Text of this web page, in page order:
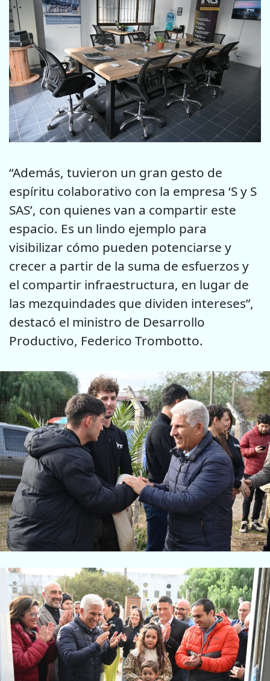
“Además, tuvieron un gran gesto de
espíritu colaborativo con la empresa ‘S y S
SAS’, con quienes van a compartir este
espacio. Es un lindo ejemplo para
visibilizar cómo pueden potenciarse y
crecer a partir de la suma de esfuerzos y
el compartir infraestructura, en lugar de
las mezquindades que dividen intereses”,
destacó el ministro de Desarrollo
Productivo, Federico Trombotto.